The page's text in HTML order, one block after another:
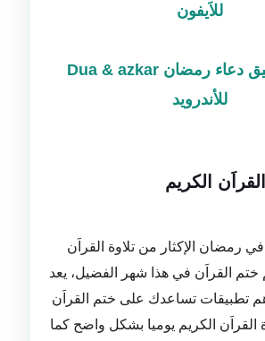
للاَيفون
تحميل تطبيق دعاء رمضان Dua & azkar
للأندرويد
الكريم
في رمضان الإكثار من تلاوة القراَن
ختم القراَن في هذا شهر الفضيل، يعد
تطبيقات تساعدك على ختم القراَن
القراَن الكريم يوميا بشكل واضح كما